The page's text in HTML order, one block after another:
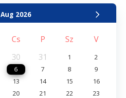
Aug 2026
Cs P Sz
V
30 31 1
2
6 7 8
9
13 14 15
16
20 21 22
23